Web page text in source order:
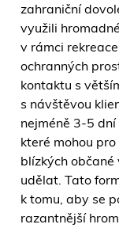
zahraniční
využili
v rámci
ochranných
kontaktu s
s návštěvou
nejméně 3-5
které mohou
blízkých
udělat. Tato
k tomu, aby se
razantnější